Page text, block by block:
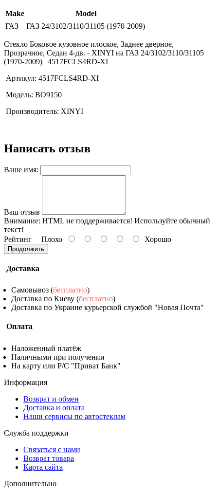
Make
Model
ГАЗ
ГАЗ 24/3102/3110/31105 (1970-2009)
Стекло Боковое кузовное плоское, Заднее дверное,
Прозрачное, Седан 4-дв. - XINYI на ГАЗ 24/3102/3110/31105
(1970-2009) | 4517FCLS4RD-XI
Артикул: 4517FCLS4RD-XI
Модель: BO9150
Производитель: XINYI
Написать отзыв
Ваше имя:
Ваш отзыв
Внимание: HTML не поддерживается! Используйте обычный
текст!
Рейтинг Плохо Хорошо
Продолжить
Доставка
Самовывоз (бесплатно)
Доставка по Киеву (бесплатно)
Доставка по Украине курьерской службой "Новая Почта"
Оплата
Наложенный платёж
Наличными при получении
На карту или Р/С "Приват Банк"
Информация
Возврат и обмен
Доставка и оплата
Наши сервисы по автостеклам
Служба поддержки
Связаться с нами
Возврат товара
Карта сайта
Дополнительно